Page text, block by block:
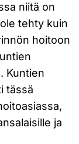
niitä on
tehty kuin
hoitoon
Kuntien
tässä
ja